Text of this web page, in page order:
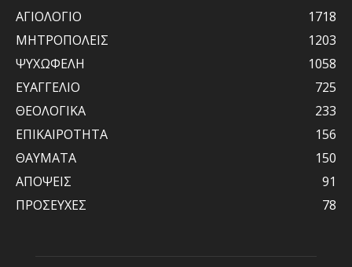
ΑΓΙΟΛΟΓΙΟ
1718
ΜΗΤΡΟΠΟΛΕΙΣ
1203
ΨΥΧΩΦΕΛΗ
1058
ΕΥΑΓΓΕΛΙΟ
725
ΘΕΟΛΟΓΙΚΑ
233
ΕΠΙΚΑΙΡΟΤΗΤΑ
156
ΘΑΥΜΑΤΑ
150
ΑΠΟΨΕΙΣ
91
ΠΡΟΣΕΥΧΕΣ
78